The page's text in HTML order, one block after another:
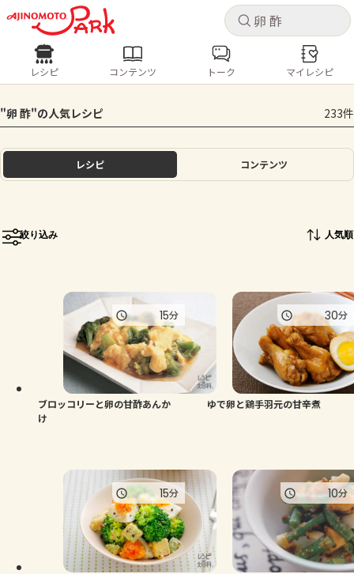
キャ
ログインするとレシピを保存できます
ログイン
ホーム
トーク
よくあるお問い合わせ
お買い物
キャ
レシピ コンテンツ
人気の食材・レシピ
きゅうり なす トマト とうもろこし
ピーマン
レシピ コンテンツ トーク マイレシピ
"卵 酢"の人気レシピ 233件
レシピ コンテンツ
絞り込み 人気順
ブロッコリーと卵の甘酢あんか
け
15分
ゆで卵と鶏手羽元の甘辛煮
30分
15分 10分